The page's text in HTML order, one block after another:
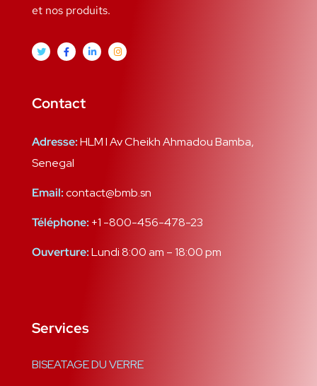
et nos produits.
Contact
Adresse:HLM I Av Cheikh Ahmadou Bamba,
Senegal
Email:contact@bmb.sn
Téléphone: +1 -800-456-478-23
Ouverture:Lundi 8:00 am – 18:00 pm
Services
BISEATAGE DU VERRE